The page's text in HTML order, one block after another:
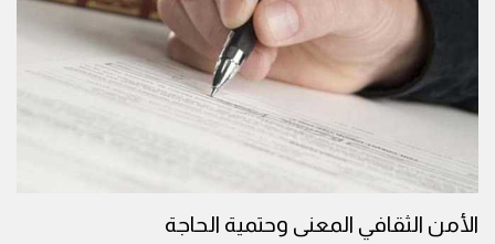
الأمن الثقافي المعنى وحتمية الحاجة